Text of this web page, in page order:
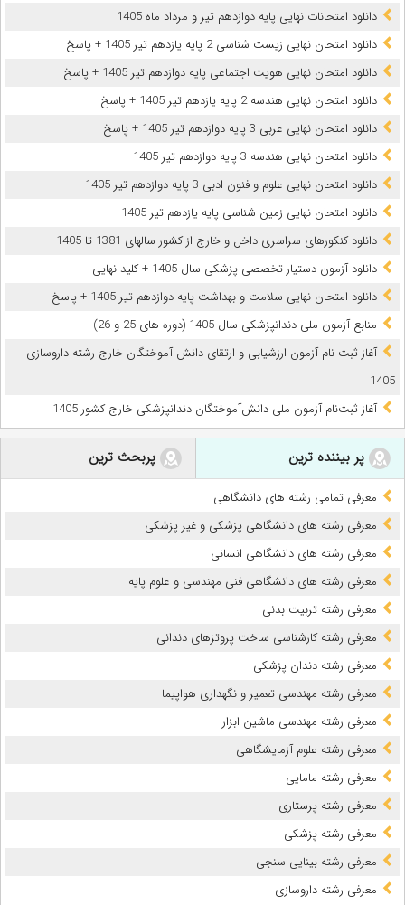
دانلود امتحانات نهایی پایه دوازدهم تیر و مرداد ماه 1405
دانلود امتحان نهایی زیست شناسی 2 پایه یازدهم تیر 1405 + پاسخ
دانلود امتحان نهایی هویت اجتماعی پایه دوازدهم تیر 1405 + پاسخ
دانلود امتحان نهایی هندسه 2 پایه یازدهم تیر 1405 + پاسخ
دانلود امتحان نهایی عربی 3 پایه دوازدهم تیر 1405 + پاسخ
دانلود امتحان نهایی هندسه 3 پایه دوازدهم تیر 1405
دانلود امتحان نهایی علوم و فنون ادبی 3 پایه دوازدهم تیر 1405
دانلود امتحان نهایی زمین شناسی پایه یازدهم تیر 1405
دانلود کنکورهای سراسری داخل و خارج از کشور سالهای 1381 تا 1405
دانلود آزمون دستیار تخصصی پزشکی سال 1405 + کلید نهایی
دانلود امتحان نهایی سلامت و بهداشت پایه دوازدهم تیر 1405 + پاسخ
ﻣﻨﺎﺑﻊ آزﻣﻮن ﻣﻠﯽ دندانپزشکی سال 1405 (دوره های 25 و 26)
آغاز ثبت نام آزمون‌ ارزشیابی و ارتقای دانش آموختگان خارج رشته داروسازی
1405
آغاز ثبت‌نام آزمون ملی دانش‌آموختگان دندانپزشکی خارج کشور 1405
پر بیننده ترین پربحث ترین
معرفی تمامی رشته های دانشگاهی
معرفی رشته های دانشگاهی پزشکی و غیر پزشکی
معرفی رشته های دانشگاهی انسانی
معرفی رشته های دانشگاهی فنی مهندسی و علوم پایه
معرفی رشته تربیت بدنی
معرفی رشته کارشناسی ساخت پروتزهای دندانی
معرفی رشته دندان پزشکی
معرفی رشته مهندسی تعمیر و نگهداری هواپیما
معرفی رشته مهندسی ماشین ابزار
معرفی رشته علوم آزمایشگاهی
معرفی رشته مامایی
معرفی رشته پرستاری
معرفی رشته پزشکی
معرفی رشته بینایی سنجی
معرفی رشته داروسازی